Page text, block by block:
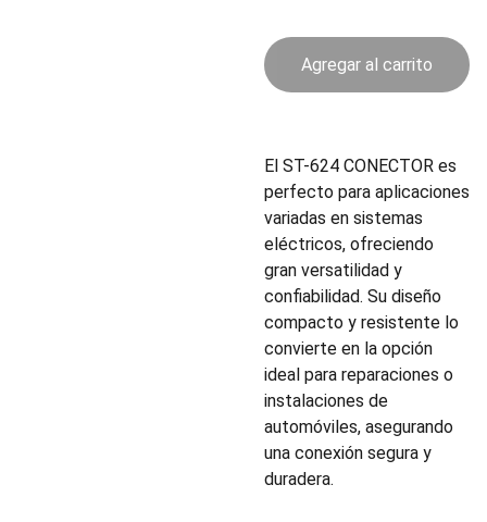
Agregar al carrito
El ST-624 CONECTOR es
perfecto para aplicaciones
variadas en sistemas
eléctricos, ofreciendo
gran versatilidad y
confiabilidad. Su diseño
compacto y resistente lo
convierte en la opción
ideal para reparaciones o
instalaciones de
automóviles, asegurando
una conexión segura y
duradera.